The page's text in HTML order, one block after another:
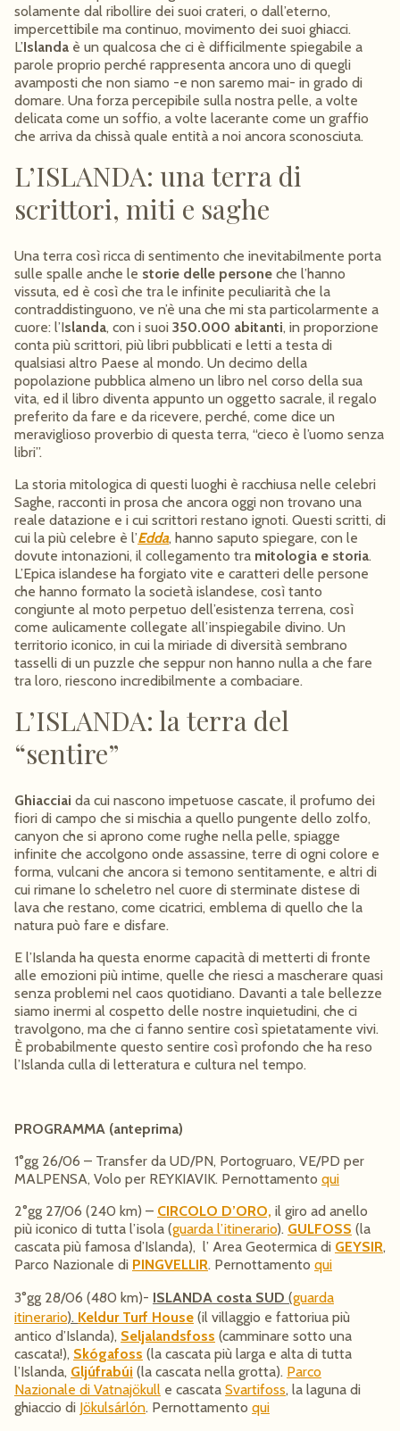
solamente dal ribollire dei suoi crateri, o dall’eterno,
impercettibile ma continuo, movimento dei suoi ghiacci.
L’Islanda è un qualcosa che ci è difficilmente spiegabile a
parole proprio perché rappresenta ancora uno di quegli
avamposti che non siamo -e non saremo mai- in grado di
domare. Una forza percepibile sulla nostra pelle, a volte
delicata come un soffio, a volte lacerante come un graffio
che arriva da chissà quale entità a noi ancora sconosciuta.
L’ISLANDA: una terra di
scrittori, miti e saghe
Una terra così ricca di sentimento che inevitabilmente porta
sulle spalle anche le storie delle persone che l’hanno
vissuta, ed è così che tra le infinite peculiarità che la
contraddistinguono, ve n’è una che mi sta particolarmente a
cuore: l’Islanda, con i suoi 350.000 abitanti, in proporzione
conta più scrittori, più libri pubblicati e letti a testa di
qualsiasi altro Paese al mondo. Un decimo della
popolazione pubblica almeno un libro nel corso della sua
vita, ed il libro diventa appunto un oggetto sacrale, il regalo
preferito da fare e da ricevere, perché, come dice un
meraviglioso proverbio di questa terra, “cieco è l’uomo senza
libri”.
La storia mitologica di questi luoghi è racchiusa nelle celebri
Saghe, racconti in prosa che ancora oggi non trovano una
reale datazione e i cui scrittori restano ignoti. Questi scritti, di
cui la più celebre è l’Edda, hanno saputo spiegare, con le
dovute intonazioni, il collegamento tra mitologia e storia.
L’Epica islandese ha forgiato vite e caratteri delle persone
che hanno formato la società islandese, così tanto
congiunte al moto perpetuo dell’esistenza terrena, così
come aulicamente collegate all’inspiegabile divino. Un
territorio iconico, in cui la miriade di diversità sembrano
tasselli di un puzzle che seppur non hanno nulla a che fare
tra loro, riescono incredibilmente a combaciare.
L’ISLANDA: la terra del
“sentire”
Ghiacciai da cui nascono impetuose cascate, il profumo dei
fiori di campo che si mischia a quello pungente dello zolfo,
canyon che si aprono come rughe nella pelle, spiagge
infinite che accolgono onde assassine, terre di ogni colore e
forma, vulcani che ancora si temono sentitamente, e altri di
cui rimane lo scheletro nel cuore di sterminate distese di
lava che restano, come cicatrici, emblema di quello che la
natura può fare e disfare.
E l’Islanda ha questa enorme capacità di metterti di fronte
alle emozioni più intime, quelle che riesci a mascherare quasi
senza problemi nel caos quotidiano. Davanti a tale bellezze
siamo inermi al cospetto delle nostre inquietudini, che ci
travolgono, ma che ci fanno sentire così spietatamente vivi.
È probabilmente questo sentire così profondo che ha reso
l’Islanda culla di letteratura e cultura nel tempo.
PROGRAMMA (anteprima)
1°gg 26/06 – Transfer da UD/PN, Portogruaro, VE/PD per
MALPENSA, Volo per REYKIAVIK. Pernottamento qui
2°gg 27/06 (240 km) – CIRCOLO D’ORO, il giro ad anello
più iconico di tutta l’isola (guarda l’itinerario). GULFOSS (la
cascata più famosa d’Islanda), l’ Area Geotermica di GEYSIR,
Parco Nazionale di PINGVELLIR. Pernottamento qui
3°gg 28/06 (480 km)- ISLANDA costa SUD (guarda
itinerario). Keldur Turf House (il villaggio e fattoriua più
antico d’Islanda), Seljalandsfoss (camminare sotto una
cascata!), Skógafoss (la cascata più larga e alta di tutta
l’Islanda, Gljúfrabúi (la cascata nella grotta). Parco
Nazionale di Vatnajökull e cascata Svartifoss, la laguna di
ghiaccio di Jökulsárlón. Pernottamento qui